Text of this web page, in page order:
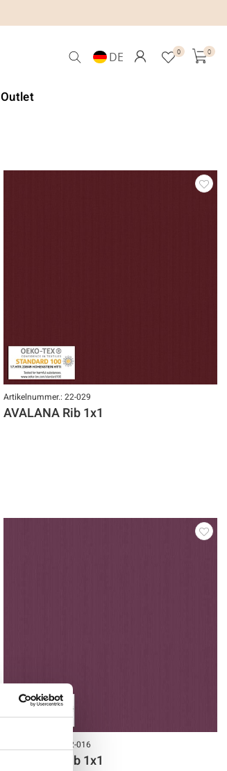
DE 0 0
Outlet
Artikelnummer.: 22-029
AVALANA Rib 1x1
Artikelnummer.: 22-016
AVALANA Rib 1x1